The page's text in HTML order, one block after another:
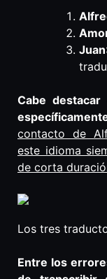
Juan
Cabe
contacto de
este idioma
de corta
Los tres
Entre los